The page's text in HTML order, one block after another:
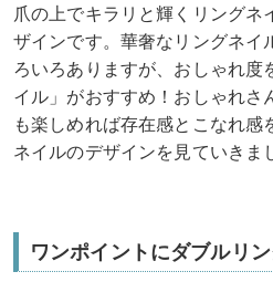
爪の上でキラリと輝くリング
ザインです。華奢なリングネイ
ろいろありますが、おしゃれ
イル」がおすすめ！おしゃれ
も楽しめれば存在感とこなれ
ネイルのデザインを見ていきま
ワンポイントにダブルリ